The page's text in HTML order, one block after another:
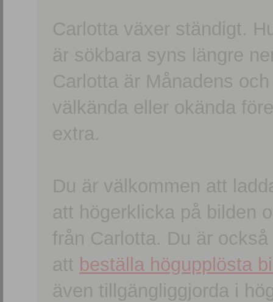
Carlotta växer ständigt.
är sökbara syns längre
Carlotta är Månadens
välkända eller okända
extra.
Du är välkommen att
att högerklicka på bilden
från Carlotta. Du är
att beställa högupplösta
även tillgängliggjorda i